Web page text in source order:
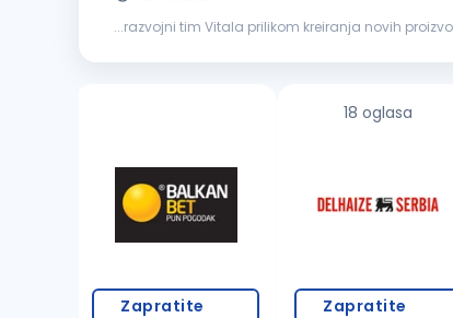
...razvojni tim Vitala prilikom kreiranja novih
Zapratite
18 oglasa
Zapratite